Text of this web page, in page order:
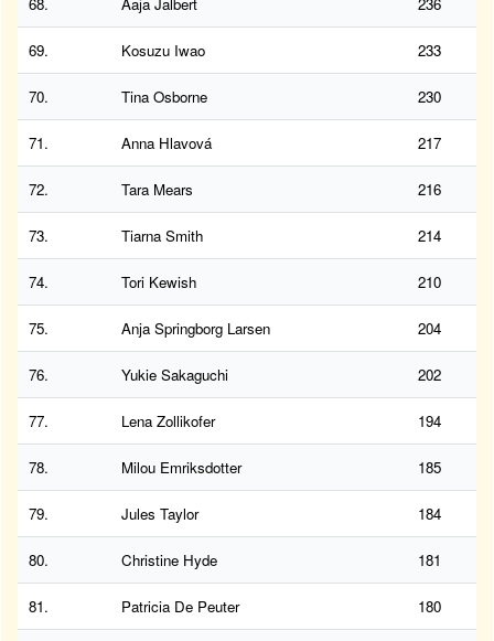
69. Kosuzu Iwao 233
70. Tina Osborne 230
71. Anna Hlavová 217
72. Tara Mears 216
73. Tiarna Smith 214
74. Tori Kewish 210
75. Anja Springborg Larsen 204
76. Yukie Sakaguchi 202
77. Lena Zollikofer 194
78. Milou Emriksdotter 185
79. Jules Taylor 184
80. Christine Hyde 181
81. Patricia De Peuter 180